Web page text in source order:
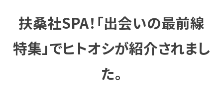
扶桑社SPA！「出会いの最前線
特集」でヒトオシが紹介されまし
た。